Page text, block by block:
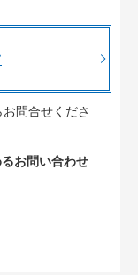
問合せくださ
お問い合わせ